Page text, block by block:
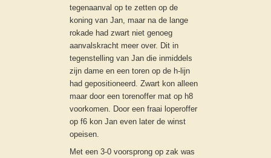
tegenaanval op te zetten op de
koning van Jan, maar na de lange
rokade had zwart niet genoeg
aanvalskracht meer over. Dit in
tegenstelling van Jan die inmiddels
zijn dame en een toren op de h-lijn
had gepositioneerd. Zwart kon alleen
maar door een torenoffer mat op h8
voorkomen. Door een fraai loperoffer
op f6 kon Jan even later de winst
opeisen.
Met een 3-0 voorsprong op zak was